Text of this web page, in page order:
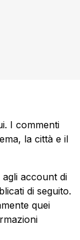
I commenti
la città e il
account di
di seguito.
quei